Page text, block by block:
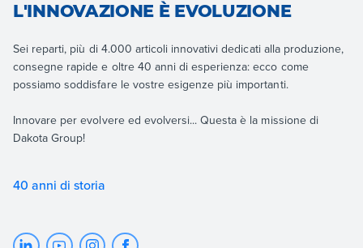
L'INNOVAZIONE È EVOLUZIONE
Sei reparti, più di 4.000 articoli innovativi dedicati alla produzione,
consegne rapide e oltre 40 anni di esperienza: ecco come
possiamo soddisfare le vostre esigenze più importanti.
Innovare per evolvere ed evolversi... Questa è la missione di
Dakota Group!
40 anni di storia